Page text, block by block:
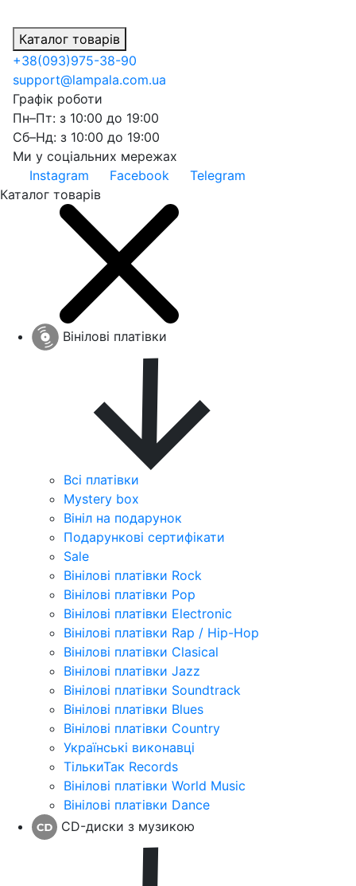
Каталог товарів
+38(093)975-38-90
support@lampala.com.ua
Графік роботи
Пн–Пт: з 10:00 до 19:00
Сб–Нд: з 10:00 до 19:00
Ми у соціальних мережах
Instagram
Facebook
Telegram
Каталог товарів
Вінілові платівки
Всі платівки
Mystery box
Вініл на подарунок
Подарункові сертифікати
Sale
Вінілові платівки Rock
Вінілові платівки Pop
Вінілові платівки Electronic
Вінілові платівки Rap / Hip-Hop
Вінілові платівки Clasical
Вінілові платівки Jazz
Вінілові платівки Soundtrack
Вінілові платівки Blues
Вінілові платівки Country
Українські виконавці
ТількиТак Records
Вінілові платівки World Music
Вінілові платівки Dance
CD-диски з музикою